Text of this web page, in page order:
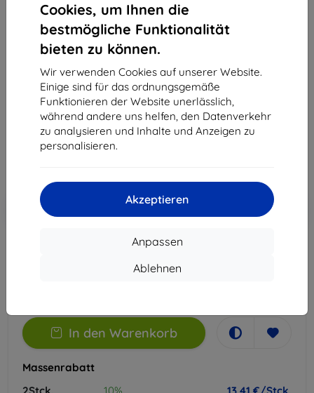
Cookies, um Ihnen die
bestmögliche Funktionalität
bieten zu können.
Wir verwenden Cookies auf unserer Website.
Einige sind für das ordnungsgemäße
Funktionieren der Website unerlässlich,
während andere uns helfen, den Datenverkehr
zu analysieren und Inhalte und Anzeigen zu
personalisieren.
Akzeptieren
Anpassen
Ablehnen
3mk Silky Matt Privacy Schutzfolie für Vivo Y19s
Geeignet für: Vivo Y19s
14,90 €
13,41 €
-10%
Rabatt mit Gutschein
EXTRA10
Warenkorb
In den Warenkorb
Massenrabatt